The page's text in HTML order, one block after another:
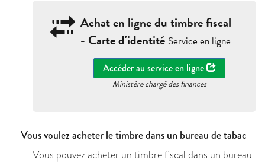
Achat en ligne du timbre fiscal
- Carte d'identité Service en ligne
Accéder au service en ligne
Ministère chargé des finances
Vous voulez acheter le timbre dans un bureau de tabac
Vous pouvez acheter un timbre fiscal dans un bureau